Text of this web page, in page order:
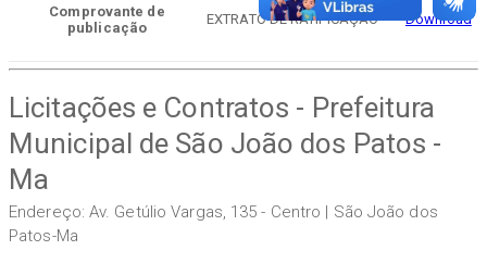
Comprovante de
publicação
EXTRATO DE RATIFICAÇÃO Download
Licitações e Contratos - Prefeitura
Municipal de São João dos Patos -
Ma
Endereço: Av. Getúlio Vargas, 135 - Centro | São João dos
Patos-Ma